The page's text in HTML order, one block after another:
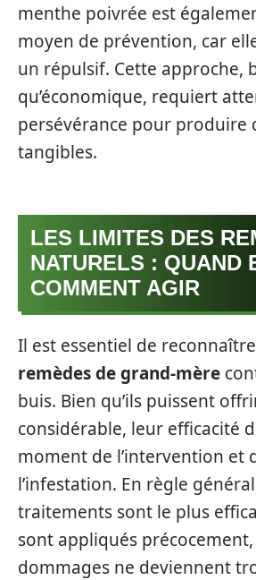
menthe poivrée est
moyen de prévention, car
un répulsif. Cette approche,
qu’économique, requiert
persévérance pour produire
tangibles.
LES LIMITES DES
NATURELS : QUAND
COMMENT AGIR
Il est essentiel de
remèdes de grand-mère
buis. Bien qu’ils puissent
considérable, leur efficacité
moment de l’intervention et
l’infestation. En règle
traitements sont le plus
sont appliqués
dommages ne deviennent